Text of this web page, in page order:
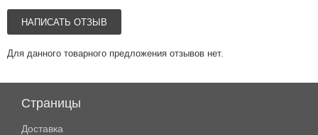
НАПИСАТЬ ОТЗЫВ
Для данного товарного предложения отзывов нет.
Страницы
Доставка